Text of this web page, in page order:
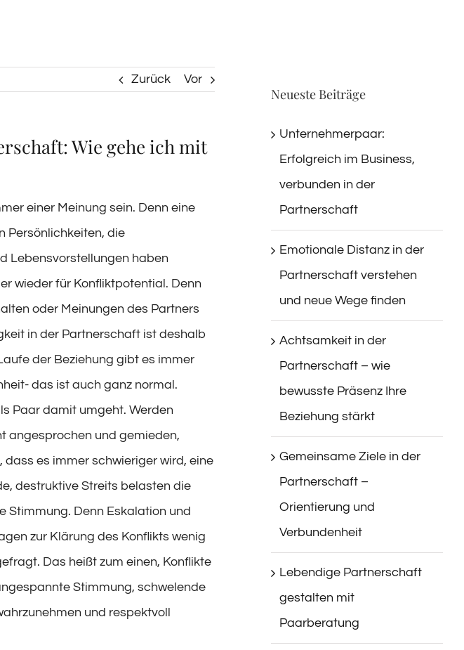
Zurück Vor
Wie gehe ich mit
einer Meinung sein. Denn eine
Persönlichkeiten, die
Lebensvorstellungen haben
wieder für Konfliktpotential. Denn
oder Meinungen des Partners
in der Partnerschaft ist deshalb
der Beziehung gibt es immer
das ist auch ganz normal.
Paar damit umgeht. Werden
angesprochen und gemieden,
es immer schwieriger wird, eine
destruktive Streits belasten die
Stimmung. Denn Eskalation und
zur Klärung des Konflikts wenig
Das heißt zum einen, Konflikte
Stimmung, schwelende
und respektvoll
Neueste Beiträge
Unternehmerpaar:
Erfolgreich im Business,
verbunden in der
Partnerschaft
Emotionale Distanz in der
Partnerschaft verstehen
und neue Wege finden
Achtsamkeit in der
Partnerschaft – wie
bewusste Präsenz Ihre
Beziehung stärkt
Gemeinsame Ziele in der
Partnerschaft –
Orientierung und
Verbundenheit
Lebendige Partnerschaft
gestalten mit
Paarberatung